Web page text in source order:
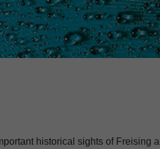
historical sights of Freising